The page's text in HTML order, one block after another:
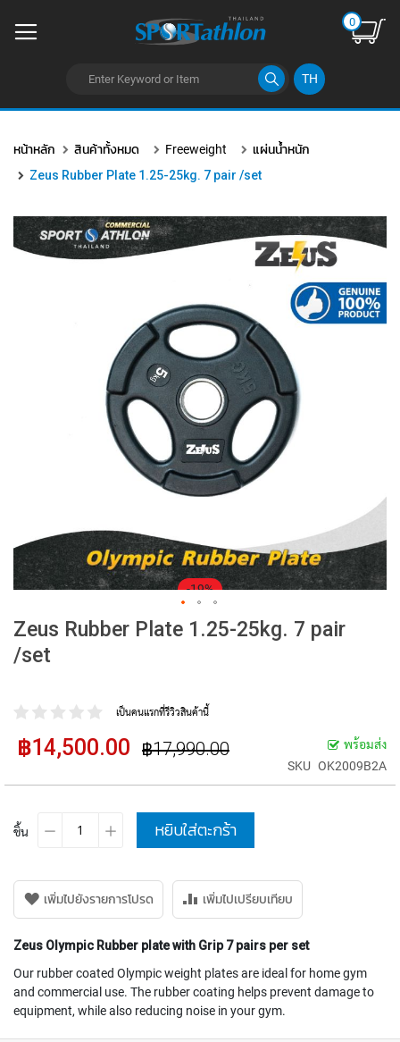
TH
0
ยัง
เนื้อหา
หน้าหลัก สินค้าทั้งหมด Freeweight
แผ่นน้ำหนัก
Zeus Rubber Plate 1.25-25kg. 7 pair /set
-19%
Zeus Rubber Plate 1.25-25kg. 7 pair
/set
เป็นคนแรกที่รีวิวสินค้านี้
ราคา
฿14,500.00
ราคา
฿17,990.00
พร้อมส่ง
SKU OK2009B2A
ชิ้น หยิบใส่ตะกร้า
เพิ่มไปยังรายการโปรด เพิ่มไปเปรียบเทียบ
Zeus Olympic Rubber plate with Grip 7 pairs per set
Our rubber coated Olympic weight plates are ideal for home gym
and commercial use. The rubber coating helps prevent damage to
equipment, while also reducing noise in your gym.